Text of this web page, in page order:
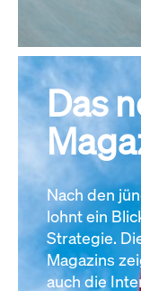
Das
Nach den
lohnt ein
Strategie.
Magazins
auch die